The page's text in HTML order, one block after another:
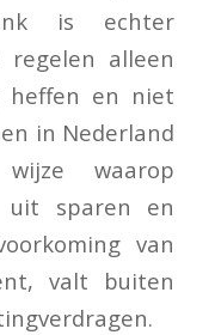
is echter
regelen alleen
heffen en niet
in Nederland
waarop
uit sparen en
van
valt buiten